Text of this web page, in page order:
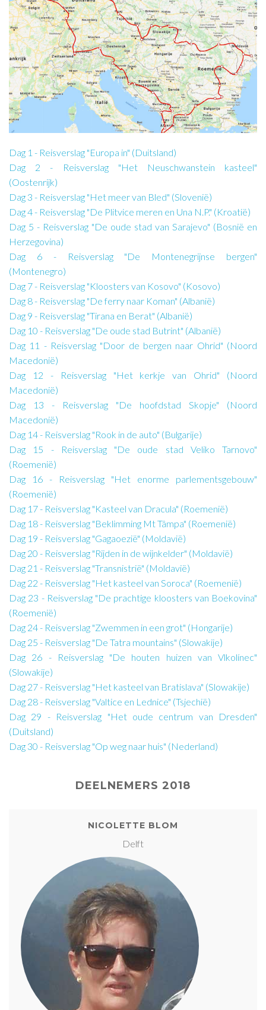
Dag 1 - Reisverslag "Europa in" (Duitsland)
Dag 2 - Reisverslag "Het Neuschwanstein kasteel"
(Oostenrijk)
Dag 3 - Reisverslag "Het meer van Bled" (Slovenië)
Dag 4 - Reisverslag "De Plitvice meren en Una N.P." (Kroatië)
Dag 5 - Reisverslag "De oude stad van Sarajevo" (Bosnië en
Herzegovina)
Dag 6 - Reisverslag "De Montenegrijnse bergen"
(Montenegro)
Dag 7 - Reisverslag "Kloosters van Kosovo" (Kosovo)
Dag 8 - Reisverslag "De ferry naar Koman" (Albanië)
Dag 9 - Reisverslag "Tirana en Berat" (Albanië)
Dag 10 - Reisverslag "De oude stad Butrint" (Albanië)
Dag 11 - Reisverslag "Door de bergen naar Ohrid" (Noord
Macedonië)
Dag 12 - Reisverslag "Het kerkje van Ohrid" (Noord
Macedonië)
Dag 13 - Reisverslag "De hoofdstad Skopje" (Noord
Macedonië)
Dag 14 - Reisverslag "Rook in de auto" (Bulgarije)
Dag 15 - Reisverslag "De oude stad Veliko Tarnovo"
(Roemenië)
Dag 16 - Reisverslag "Het enorme parlementsgebouw"
(Roemenië)
Dag 17 - Reisverslag "Kasteel van Dracula" (Roemenië)
Dag 18 - Reisverslag "Beklimming Mt Tâmpa" (Roemenië)
Dag 19 - Reisverslag "Gagaoezië" (Moldavië)
Dag 20 - Reisverslag "Rijden in de wijnkelder" (Moldavië)
Dag 21 - Reisverslag "Transnistrië" (Moldavië)
Dag 22 - Reisverslag "Het kasteel van Soroca" (Roemenië)
Dag 23 - Reisverslag "De prachtige kloosters van Boekovina"
(Roemenië)
Dag 24 - Reisverslag "Zwemmen in een grot" (Hongarije)
Dag 25 - Reisverslag "De Tatra mountains" (Slowakije)
Dag 26 - Reisverslag "De houten huizen van Vlkolínec"
(Slowakije)
Dag 27 - Reisverslag "Het kasteel van Bratislava" (Slowakije)
Dag 28 - Reisverslag "Valtice en Lednice" (Tsjechië)
Dag 29 - Reisverslag "Het oude centrum van Dresden"
(Duitsland)
Dag 30 - Reisverslag "Op weg naar huis" (Nederland)
DEELNEMERS 2018
NICOLETTE BLOM
Delft